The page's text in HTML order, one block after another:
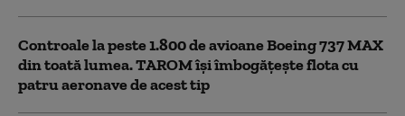
Controale la peste 1.800 de avioane Boeing 737 MAX
din toată lumea. TAROM își îmbogățește flota cu
patru aeronave de acest tip